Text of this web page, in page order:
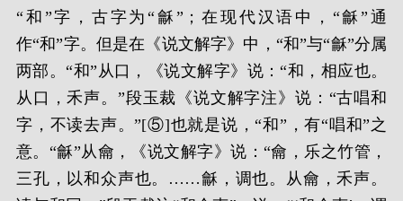
“和”字，古字为“龢”；在现代汉语中，“龢”通
作“和”字。但是在《说文解字》中，“和”与“龢”分属
两部。“和”从口，《说文解字》说：“和，相应也。
从口，禾声。”段玉裁《说文解字注》说：“古唱和
字，不读去声。”[⑤]也就是说，“和”，有“唱和”之
意。“龢”从龠，《说文解字》说：“龠，乐之竹管，
三孔，以和众声也。……龢，调也。从龠，禾声。